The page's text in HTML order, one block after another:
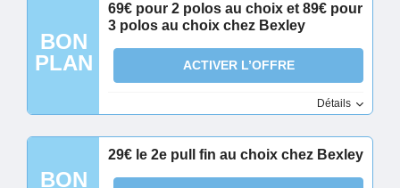
BON
PLAN
69€ pour 2 polos au choix et 89€ pour
3 polos au choix chez Bexley
ACTIVER L’OFFRE
Détails
BON
29€ le 2e pull fin au choix chez Bexley